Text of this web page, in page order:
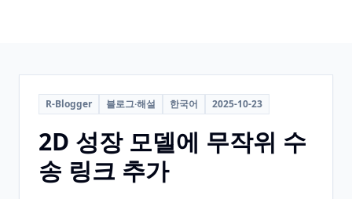
R-Blogger 블로그·해설 한국어 2025-10-23
2D 성장 모델에 무작위 수
송 링크 추가